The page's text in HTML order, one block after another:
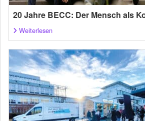
20 Jahre BECC: Der Mensch als
Weiterlesen